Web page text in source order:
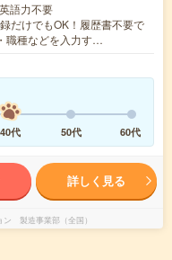
語力不要
だけでもOK！履歴書不要で
職種などを入力す…
40代 50代 60代
詳しく見る
ン 製造事業部（全国）